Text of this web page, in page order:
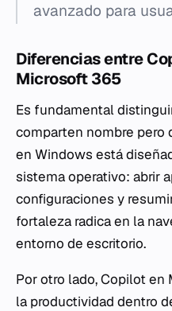
avanzado para
Diferencias entre
Microsoft 365
Es fundamental
comparten nombre pero
en Windows está
sistema operativo: abrir
configuraciones y
fortaleza radica en la
entorno de escritorio.
Por otro lado, Copilot
la productividad dentro